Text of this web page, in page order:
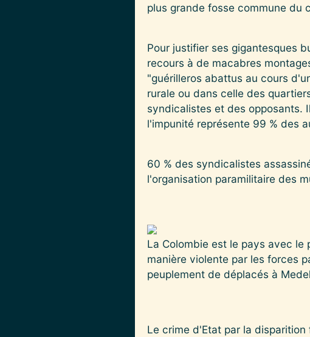
plus grande fosse commune
Pour justifier ses gigantesques
recours à de macabres
"guérilleros abattus au cours
rurale ou dans celle des
syndicalistes et des opposants.
l'impunité représente 99 % des
60 % des syndicalistes
l'organisation paramilitaire des
La Colombie est le pays avec le
manière violente par les forces
peuplement de déplacés à
Le crime d'Etat par la